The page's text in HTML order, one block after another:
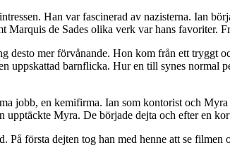
Han var fascinerad av nazisterna. Ian
Marquis de Sades olika verk var hans favoriter.
mer förvånande. Hon kom från ett tryggt
uppskattad barnflicka. Hur en till synes normal
jobb, en kemifirma. Ian som kontorist och
upptäckte Myra. De började dejta och efter en
första dejten tog han med henne att se